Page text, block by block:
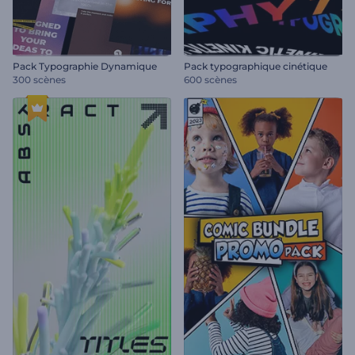
Pack Typographie Dynamique
300 scènes
Pack typographique cinétique
600 scènes